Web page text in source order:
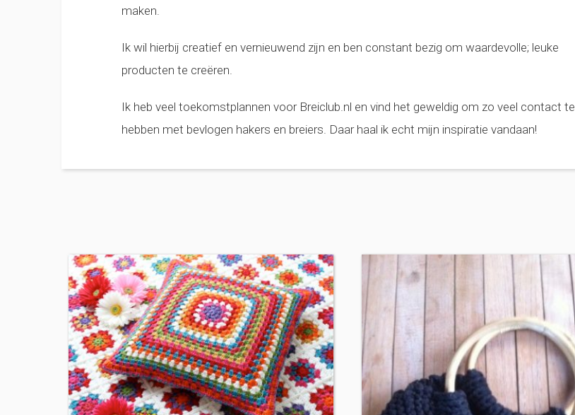
maken.
Ik wil hierbij creatief en vernieuwend zijn en ben constant bezig om waardevolle; leuke
producten te creëren.
Ik heb veel toekomstplannen voor Breiclub.nl en vind het geweldig om zo veel contact te
hebben met bevlogen hakers en breiers. Daar haal ik echt mijn inspiratie vandaan!